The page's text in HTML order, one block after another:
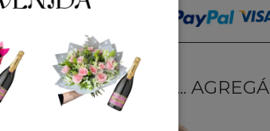
HACELO ESPECIAL... AGREGÁ